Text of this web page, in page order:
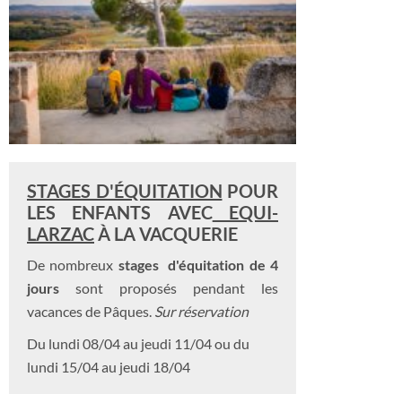
STAGES D'ÉQUITATION POUR
LES ENFANTS AVECEQUI-
LARZACÀ LA VACQUERIE
De nombreux stages d'équitation de 4
jours sont proposés pendant les
vacances de Pâques. Sur réservation
Du lundi 08/04 au jeudi 11/04 ou du
lundi 15/04 au jeudi 18/04